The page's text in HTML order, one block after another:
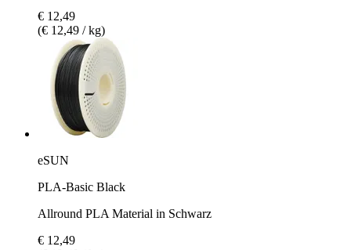
€ 12,49
(€ 12,49 / kg)
eSUN
PLA-Basic Black
Allround PLA Material in Schwarz
€ 12,49